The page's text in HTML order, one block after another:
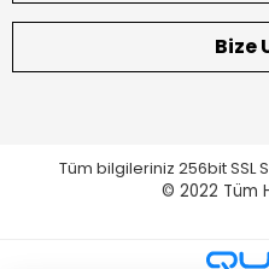
Bize
Tüm bilgileriniz 256bit SSL
© 2022 Tüm